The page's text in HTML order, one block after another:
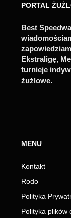
PORTAL
Best
Ekstraligę,
turnieje
żużlowe.
MENU
Kontakt
Rodo
Polityka
Polityka plików